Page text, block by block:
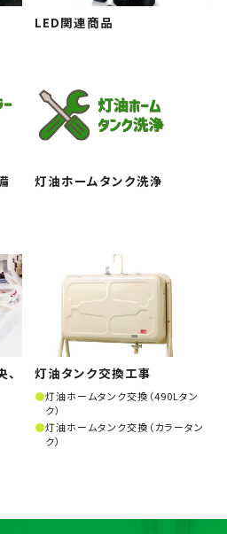
LED関連商品
灯油ホームタンク洗浄
灯油タンク交換工事
灯油ホームタンク交換（490Lタン
ク）
灯油ホームタンク交換（カラータン
ク）